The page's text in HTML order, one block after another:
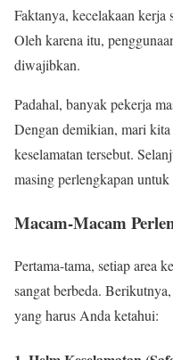
Faktanya, kecelakaan
Oleh karena itu,
diwajibkan.
Padahal, banyak pekerja
Dengan demikian, mari
keselamatan tersebut.
masing perlengkapan
Macam-Macam
Pertama-tama, setiap area
sangat berbeda.
yang harus Anda ketahui: